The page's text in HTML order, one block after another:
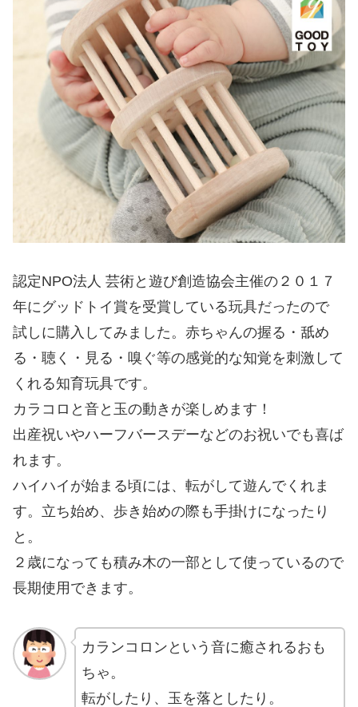
認定NPO法人 芸術と遊び創造協会主催の２０１７
年にグッドトイ賞を受賞している玩具だったので
試しに購入してみました。赤ちゃんの握る・舐め
る・聴く・見る・嗅ぐ等の感覚的な知覚を刺激して
くれる知育玩具です。
カラコロと音と玉の動きが楽しめます！
出産祝いやハーフバースデーなどのお祝いでも喜ば
れます。
ハイハイが始まる頃には、転がして遊んでくれま
す。立ち始め、歩き始めの際も手掛けになったり
と。
２歳になっても積み木の一部として使っているので
長期使用できます。
カランコロンという音に癒されるおも
ちゃ。
転がしたり、玉を落としたり。